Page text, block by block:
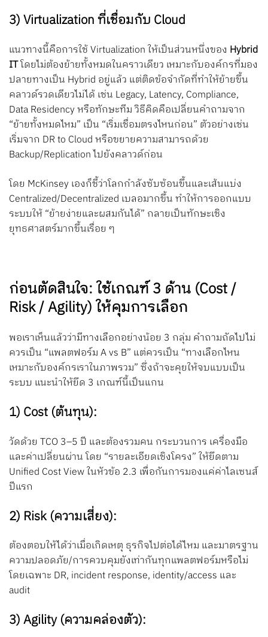
3) Virtualization ที่เชื่อมกับ Cloud
แนวทางนี้คือการใช้ Virtualization ให้เป็นส่วนหนึ่งของ Hybrid
ITโดยไม่ต้องย้ายทั้งหมดในคราวเดียว เหมาะกับองค์กรที่มอง
ปลายทางเป็น Hybrid อยู่แล้ว แต่ติดข้อจำกัดที่ทำให้ย้ายขึ้น
คลาวด์รวดเดียวไม่ได้ เช่น Legacy, Latency, Compliance,
Data Residency หรือทักษะทีม วิธีคิดคือเปลี่ยนคำถามจาก
“ย้ายทั้งหมดไหม” เป็น “เริ่มเชื่อมตรงไหนก่อน” ตัวอย่างเช่น
เริ่มจาก DR to Cloud หรือขยายความสามารถด้วย
Backup/Replication ไปยังคลาวด์ก่อน
โดย McKinsey เองก็ชี้ว่าโลกกำลังซับซ้อนขึ้นและเส้นแบ่ง
Centralized/Decentralized เบลอมากขึ้น ทำให้การออกแบบ
ระบบให้ “ย้ายง่ายและผสมกันได้” กลายเป็นทักษะเชิง
ยุทธศาสตร์มากขึ้นเรื่อย ๆ
ก่อนตัดสินใจ: ใช้เกณฑ์ 3 ด้าน (Cost /
Risk / Agility) ให้คุมการเลือก
พอเราเห็นแล้วว่ามีทางเลือกอย่างน้อย 3 กลุ่ม คำถามถัดไปไม่
ควรเป็น “แพลตฟอร์ม A vs B” แต่ควรเป็น “ทางเลือกไหน
เหมาะกับองค์กรเราในภาพรวม” ซึ่งถ้าจะคุยให้จบแบบเป็น
ระบบ แนะนำให้ยึด 3 เกณฑ์นี้เป็นแกน
1) Cost (ต้นทุน):
วัดด้วย TCO 3–5 ปี และต้องรวมคน กระบวนการ เครื่องมือ
และค่าเปลี่ยนผ่าน โดย “รายละเอียดเชิงโครง” ให้ยึดตาม
Unified Cost View ในหัวข้อ 2.3 เพื่อกันการมองแค่ค่าไลเซนส์
ปีแรก
2) Risk (ความเสี่ยง):
ต้องตอบให้ได้ว่าเมื่อเกิดเหตุ ธุรกิจไปต่อได้ไหม และมาตรฐาน
ความปลอดภัย/การควบคุมยังเท่ากันทุกแพลตฟอร์มหรือไม่
โดยเฉพาะ DR, incident response, identity/access และ
audit
3) Agility (ความคล่องตัว):